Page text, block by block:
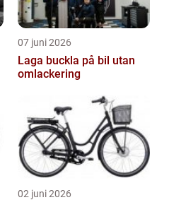
07 juni 2026
Laga buckla på bil utan
omlackering
02 juni 2026